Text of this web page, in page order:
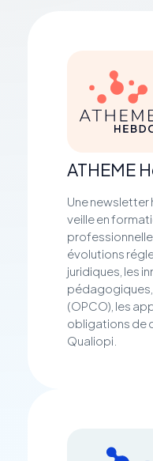
ATHEME
Une
veille en
évolutions
juridiques, les
(OPCO), les
obligations de
Qualiopi.